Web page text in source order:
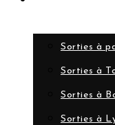
Sorties à
Sorties à
Sorties à
Sorties à